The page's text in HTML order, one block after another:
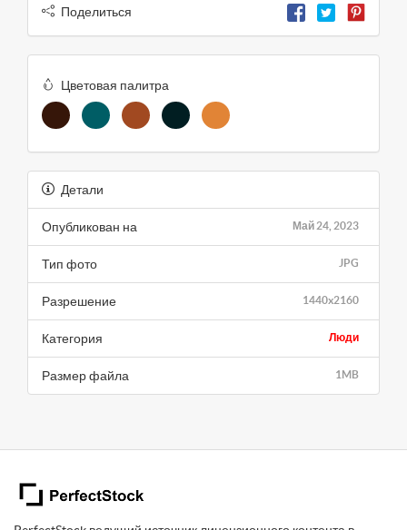
Поделиться
Цветовая палитра
Детали
Май 24, 2023
Опубликован на
JPG
Тип фото
1440x2160
Разрешение
Люди
Категория
1MB
Размер файла